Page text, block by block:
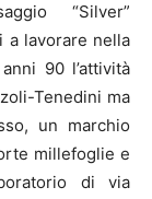
“Silver”
a lavorare nella
90 l’attività
Tenedini ma
un marchio
millefoglie e
di via